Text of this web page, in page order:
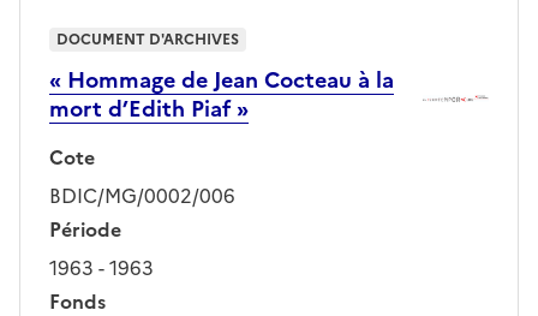
« Hommage de Jean Cocteau à la
mort d’Edith Piaf »
Cote
BDIC/MG/0002/006
Période
1963 - 1963
Fonds
DOCUMENT D'ARCHIVES